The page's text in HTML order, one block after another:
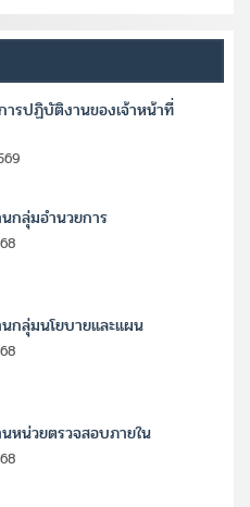
รปฏิบัติงานของเจ้าหน้าที่
กลุ่มอำนวยการ
กลุ่มนโยบายและแผน
หน่วยตรวจสอบภายใน